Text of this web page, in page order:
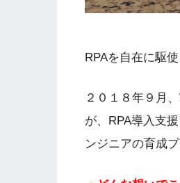
RPAを自在に駆
２０１８年９月
が、RPA導入支
ンジニアの育成